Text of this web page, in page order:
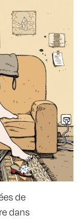
de
dans